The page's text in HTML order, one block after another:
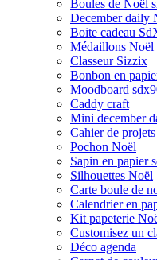
Boules de Noël
December daily
Boite cadeau
Médaillons Noël
Classeur Sizzix
Bonbon en
Moodboard
Caddy craft
Mini december
Cahier de projets
Pochon Noël
Sapin en papier
Silhouettes Noël
Carte boule de
Calendrier en
Kit papeterie
Customisez un
Déco agenda